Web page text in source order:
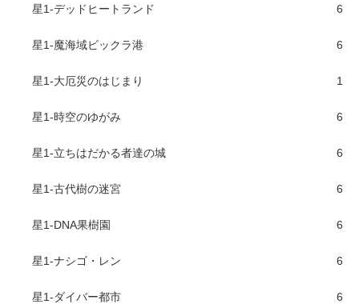
星1-デッドヒートランド 6
星1-魔海域ビックラ港 6
星1-大厄災のはじまり 1
星1-時空のゆがみ 6
星1-立ちはだかる者達の城 6
星1-古代樹の迷宮 6
星1-DNA果樹園 6
星1-ナシゴ・レン 6
星1-ダイバー都市 6